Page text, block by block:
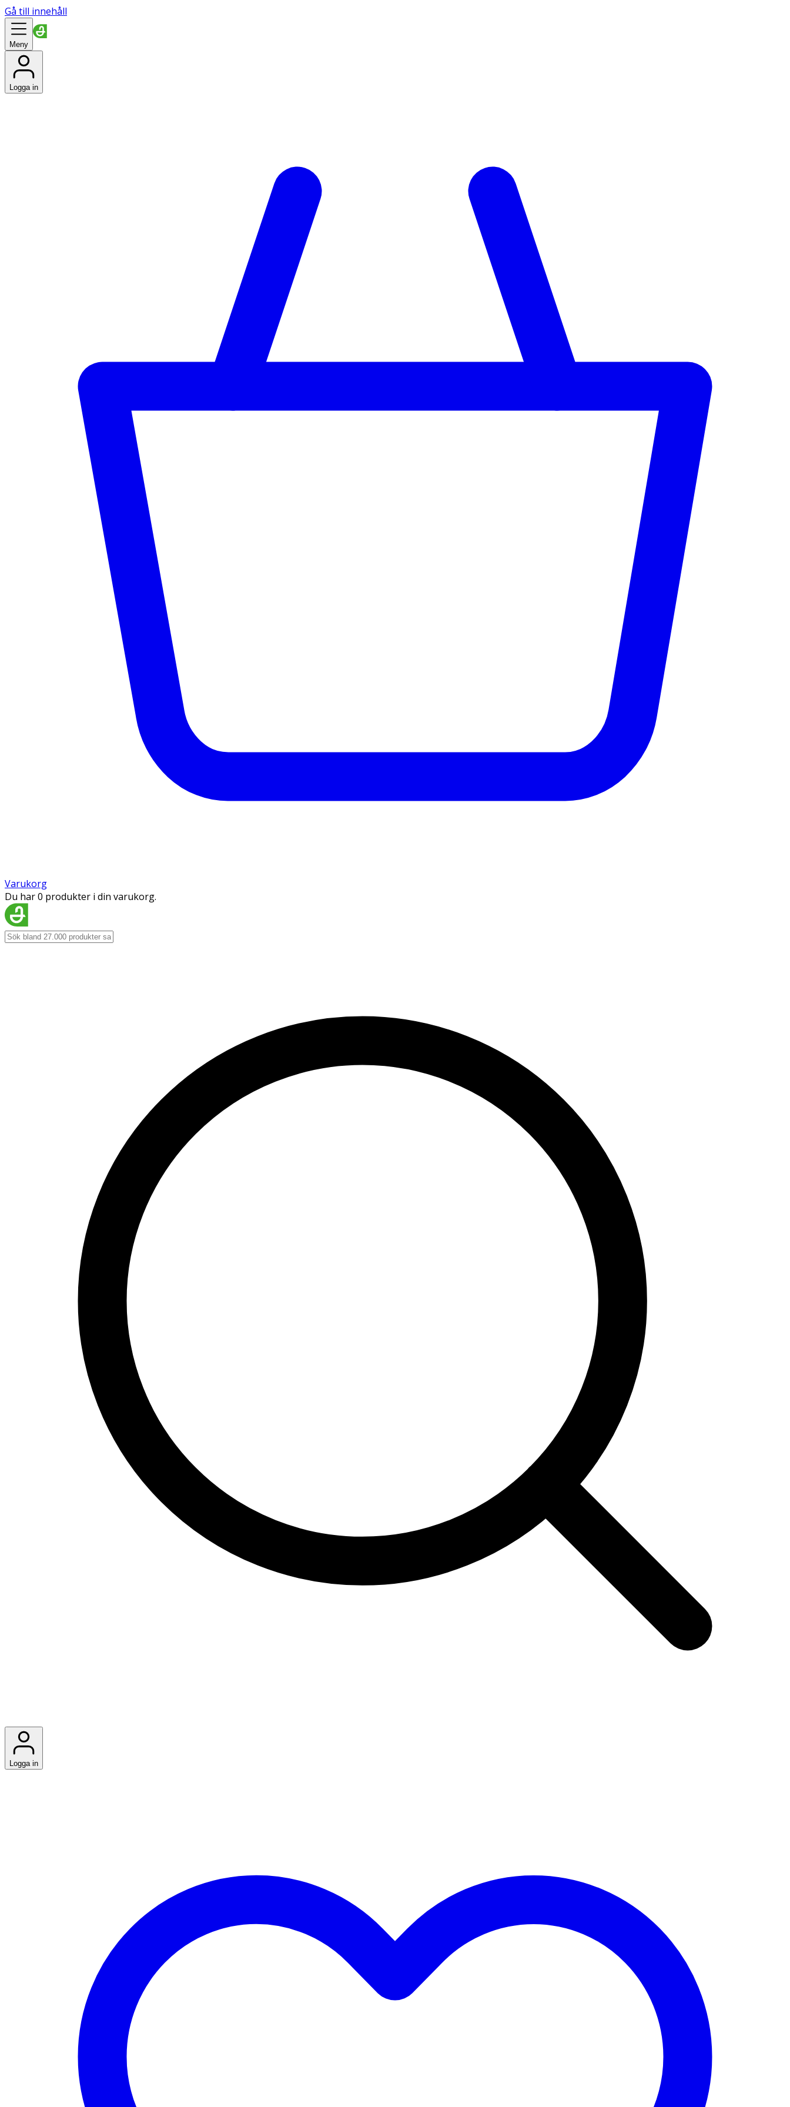
Gå till innehåll
Meny
Logga in
Varukorg
Du har 0 produkter i din varukorg.
Logga in